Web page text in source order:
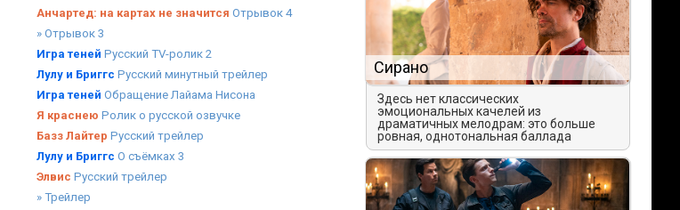
Анчартед: на картах не значится Отрывок 4
» Отрывок 3
Игра теней Русский TV-ролик 2
Лулу и Бриггс Русский минутный трейлер
Игра теней Обращение Лайама Нисона
Я краснею Ролик о русской озвучке
Базз Лайтер Русский трейлер
Лулу и Бриггс О съёмках 3
Элвис Русский трейлер
» Трейлер
Сирано
Здесь нет классических
эмоциональных качелей из
драматичных мелодрам: это больше
ровная, однотональная баллада